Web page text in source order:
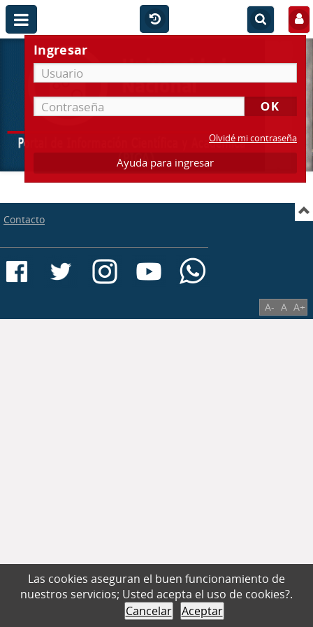
Ingresar
Olvidé mi contraseña
Ayuda para ingresar
Contacto
A- A A+
Las cookies aseguran el buen funcionamiento de
nuestros servicios; Usted acepta el uso de cookies?.
Cancelar
Aceptar